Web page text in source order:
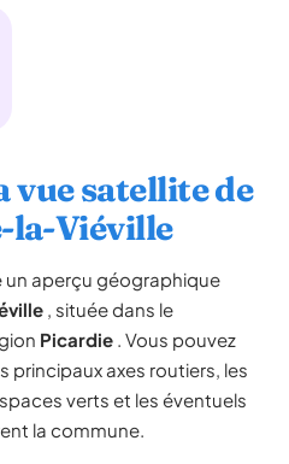
vue satellite de
la-Viéville
un aperçu géographique
, située dans le
Picardie . Vous pouvez
principaux axes routiers, les
verts et les éventuels
la commune.